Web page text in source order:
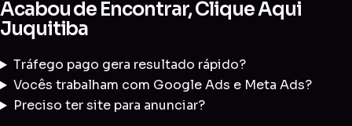
Acabou de Encontrar, Clique Aqui
Juquitiba
Tráfego pago gera resultado rápido?
Vocês trabalham com Google Ads e Meta Ads?
Preciso ter site para anunciar?